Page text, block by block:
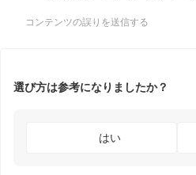
コンテンツの誤りを送信する
選び方は参考になりましたか？
はい